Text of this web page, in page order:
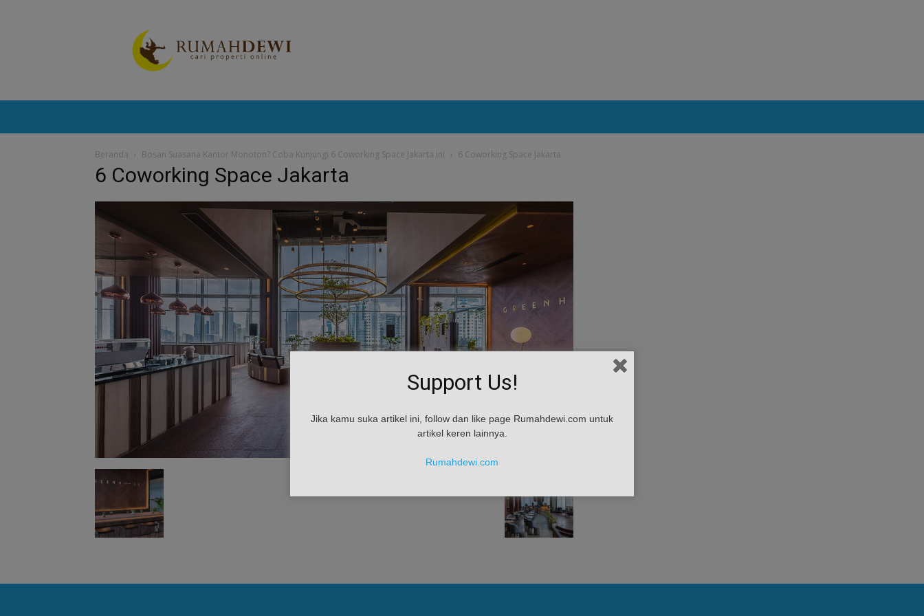
Berita
Properti
Terkini
Beranda Bosan Suasana Kantor Monoton? Coba Kunjungi 6 Coworking Space Jakarta ini 6 Coworking Space Jakarta
6 Coworking Space Jakarta
Support Us!
Jika kamu suka artikel ini, follow dan like page Rumahdewi.com untuk
artikel keren lainnya.
Rumahdewi.com